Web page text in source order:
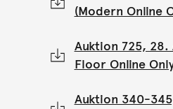
(Modern Online
Auktion 725, 28.
Floor Online
Auktion 340-